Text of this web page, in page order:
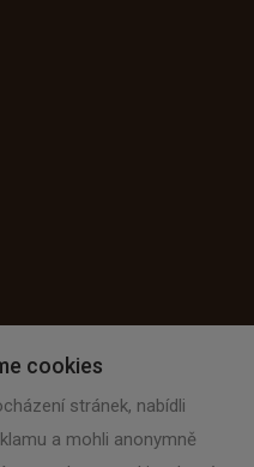
cookies
stránek, nabídli
a mohli anonymně